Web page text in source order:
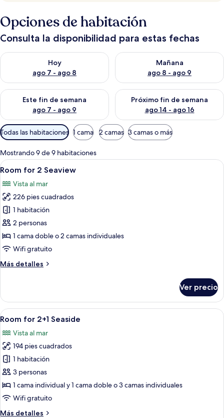
Opciones de habitación
Consulta la disponibilidad para estas fechas
Hoy
ago 7 - ago 8
Consulta la disponibilidad para hoy ago 7 - ago 8
Mañana
ago 8 - ago 9
Consulta la disponibilidad
Este fin de semana
ago 7 - ago 9
Consulta la disponibilidad para este fin de semana ago 7 -
Próximo fin de semana
ago 14 - ago 16
Consulta la disponibilidad
Filtros
disponibles
para
las
habitaciones
Todas las habitaciones 1 cama 2 camas 3 camas o más
Mostrando 9 de 9 habitaciones
Abrir
todas
las
fotos
de
Room
for
2
Seaview
Una habitación de hotel moderna
5
Room for 2 Seaview
Vista al mar
226 pies cuadrados
1 habitación
2 personas
1 cama doble o 2 camas individuales
Wifi gratuito
Más detalles
Más
for
Seaview
Ver precio
Abrir
todas
las
fotos
de
Room
for
2+1
Seaside
Habitación de hotel con una cama
4
Room for 2+1 Seaside
Vista al mar
194 pies cuadrados
1 habitación
3 personas
1 cama individual y 1 cama doble o 3 camas individuales
Wifi gratuito
Más detalles
Más